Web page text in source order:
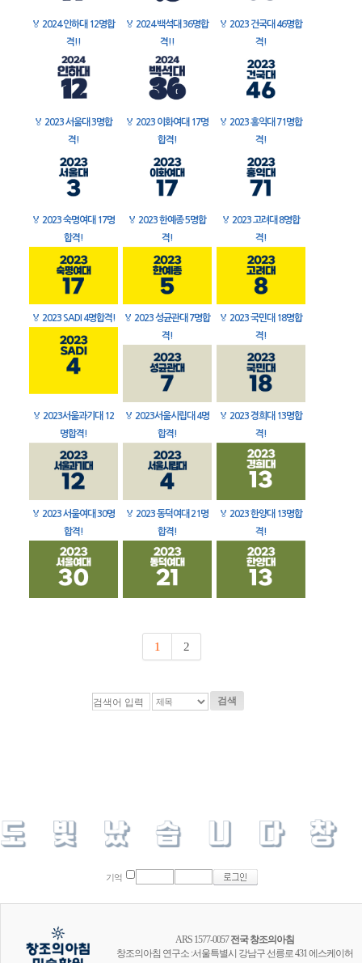
🏅 2024 인하대 12명합
격!!
🏅 2024 백석대 36명합
격!!
🏅 2023 건국대 46명합
격!
🏅 2023 서울대 3명합
격!
🏅 2023 이화여대 17명
합격!
🏅 2023 홍익대 71명합
격!
🏅 2023 숙명여대 17명
합격!
🏅 2023 한예종 5명합
격!
🏅 2023 고려대 8명합
격!
🏅 2023 SADI 4명합격! 🏅 2023 성균관대 7명합
격!
🏅 2023 국민대 18명합
격!
🏅 2023서울과기대 12
명합격!
🏅 2023서울시립대 4명
합격!
🏅 2023 경희대 13명합
격!
🏅 2023 서울여대 30명
합격!
🏅 2023 동덕여대 21명
합격!
🏅 2023 한양대 13명합
격!
1 2
검색
기억
ARS 1577-0057전국 창조의아침
창조의아침 연구소 :서울특별시 강남구 선릉로 431 에스케이허